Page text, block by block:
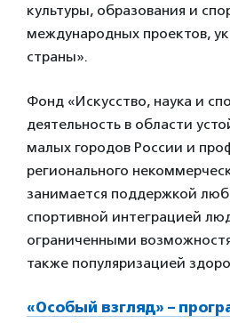
культуры, образования и
международных проектов,
страны».
Фонд «Искусство, наука и
деятельность в области
малых городов России и
регионального
занимается поддержкой
спортивной интеграцией
ограниченными
также популяризацией
«Особый взгляд» –